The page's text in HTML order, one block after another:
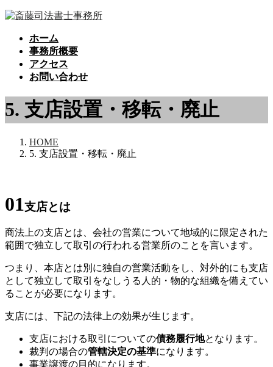
コ
キ
ッ
ナ
に
移
ホーム
事務所概要
アクセス
お問い合わせ
5. 支店設置・移転・廃止
HOME
5. 支店設置・移転・廃止
01支店とは
商法上の支店とは、会社の営業について地域的に限定された
範囲で独立して取引の行われる営業所のことを言います。
つまり、本店とは別に独自の営業活動をし、対外的にも支店
として独立して取引をなしうる人的・物的な組織を備えてい
ることが必要になります。
支店には、下記の法律上の効果が生じます。
支店における取引についての債務履行地となります。
裁判の場合の管轄決定の基準になります。
事業譲渡の目的になります。